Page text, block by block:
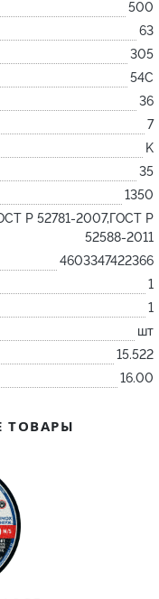
500
63
305
54С
36
7
K
35
1350
Р 52781-2007,ГОСТ Р
52588-2011
4603347422366
1
1
шт
15.522
16.00
ТОВАРЫ